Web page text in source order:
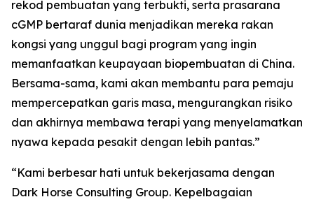
rekod pembuatan yang terbukti, serta prasarana
cGMP bertaraf dunia menjadikan mereka rakan
kongsi yang unggul bagi program yang ingin
memanfaatkan keupayaan biopembuatan di China.
Bersama-sama, kami akan membantu para pemaju
mempercepatkan garis masa, mengurangkan risiko
dan akhirnya membawa terapi yang menyelamatkan
nyawa kepada pesakit dengan lebih pantas.”
“Kami berbesar hati untuk bekerjasama dengan
Dark Horse Consulting Group. Kepelbagaian